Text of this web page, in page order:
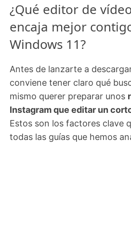
¿Qué editor de
encaja mejor
Windows 11?
Antes de lanzarte a
conviene tener claro qué
mismo querer preparar unos
Instagram que editar un
Estos son los factores clave
todas las guías que hemos